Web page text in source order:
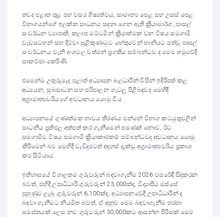
තවද පළාත තුළ පහ වසර ශිෂ්‍යත්වය, සාමාන්‍ය පෙළ සහ උසස් පෙළ
විභාගයන්ගේ ඉලක්ක සාධනය සඳහා ගෙන ඇති ක්‍රියාමාර්ග, පාසල්
සංවර්ධන ව්‍යාපෘති, කලාප මට්ටමින් ක්‍රියාත්මක වන විෂය සමගාමී
වැඩසටහන් සහ දිට්වා සුළිකුණාටුව හේතුවෙන් හානියට පත්වූ පාසල්
සංවර්ධනය වැනි අංශවල වත්මන් ප්‍රගතිය සම්බන්ධව ද මෙම හමුවේදී
සාකච්ඡා කෙරිණි.
එමෙන්ම උතුරුමැද පළාත් අධ්‍යාපන බලධාරීන් විසින් ඉදිරිපත් කළ
අධ්‍යයන, සුබසාධන සහ පරිපාලන ගැටලු පිළිබඳවද මෙහිදී
අග්‍රාමාත්‍යවරියගේ අවධානය යොමු විය.
අධ්‍යාපනයේ ගුණාත්මක භාවය තීරණය වන්නේ විභාග කටයුතුවලින්
සාධනීය ප්‍රතිඵල අත්පත් කර ගැනීමෙන් පමණක් නොව, ඊට
සමගාමීව විෂය සමගාමී ක්‍රියාකාරකම් සම්බන්ධවද අවධානය යොමු
කිරීමෙන් බව මෙහිදී වැඩිදුරටත් අදහස් දැක්වූ අග්‍රාමාත්‍යවරිය ප්‍රකාශ
කර සිටියාය.
ඉතිහාසයේ විශාලතම ගුරුවරුන් බඳවාගැනීම 2026 වසරේදී සිදුකරන
බවත්, එහිදී උපාධිධාරී ගුරුවරුන් 23,000ක්ද, විද්‍යාපීඨ ඔස්සේ
පුහුණුව ලැබූ ගුරුවරුන් 6,100ක්ද, අධ්‍යාපනවේදී උපාධිධාරීන් ද
බඳවා ගැනීමට නියමිත බවත්, ඒ අනුව මෙම බඳවාගැනීම හරහා
සමස්තයක් ලෙස නව ගුරුවරුන් 30,000කට ආසන්න පිරිසක් මෙම